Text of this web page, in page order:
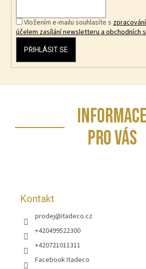
Vložením e-mailu souhlasíte s
účelem zasílání newsletteru a obchodních
PŘIHLÁSIT SE
INFORMACE
PRO VÁS
Kontakt
prodej@itadeco.cz
+420499522300
+420721011311
Facebook Itadeco